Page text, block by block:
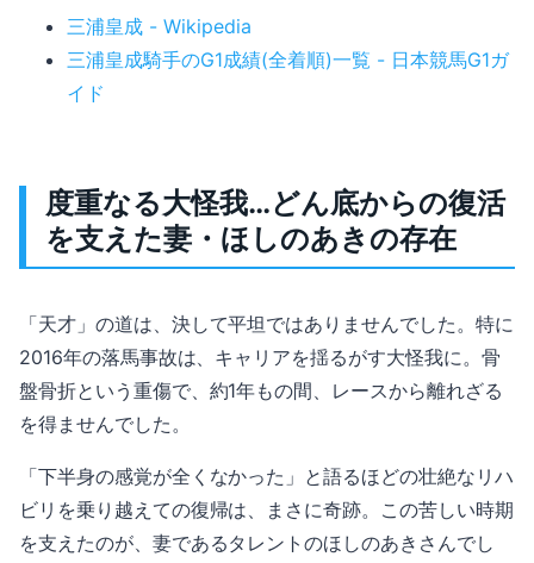
三浦皇成 - Wikipedia
三浦皇成騎手のG1成績(全着順)一覧 - 日本競馬G1ガ
イド
度重なる大怪我…どん底からの復活
を支えた妻・ほしのあきの存在
「天才」の道は、決して平坦ではありませんでした。特に
2016年の落馬事故は、キャリアを揺るがす大怪我に。骨
盤骨折という重傷で、約1年もの間、レースから離れざる
を得ませんでした。
「下半身の感覚が全くなかった」と語るほどの壮絶なリハ
ビリを乗り越えての復帰は、まさに奇跡。この苦しい時期
を支えたのが、妻であるタレントのほしのあきさんでし